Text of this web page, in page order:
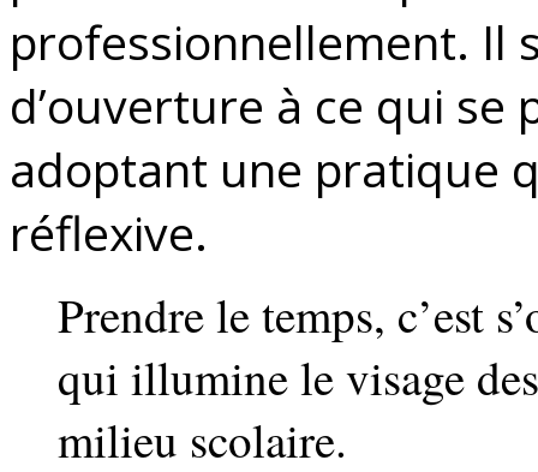
professionnellement. Il
d’ouverture à ce qui se
adoptant une pratique
réflexive.
Prendre le temps, c’est
qui illumine le visage
milieu scolaire.